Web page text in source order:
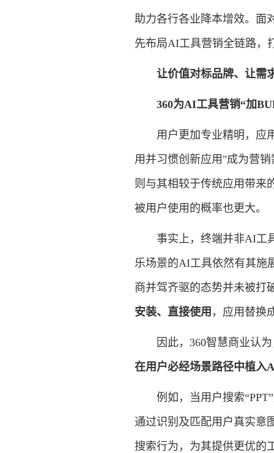
助力各行各业降本增效。面
先布局AI工具营销全链路，
让价值对标品牌、让需
360为AI工具营销“加
用户更加专业精明，应
用并习惯创新应用"成为营
则与其相较于传统应用带来
被用户使用的概率也更大。
事实上，终端并非AI工具
乐场景的AI工具依然有其施
商并驾齐驱的态势并未被打
安装、直接使用 ，应用替换
因此，360智慧商业认为
在用户必经场景路径中植入
例如，当用户搜索“PPT”
通过识别及匹配用户真实意
搜索行为，为其提供更优的